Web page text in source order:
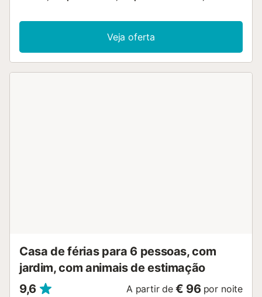
Veja oferta
Casa de férias para 6 pessoas, com
jardim, com animais de estimação
9,6
A partir de € 96 por noite